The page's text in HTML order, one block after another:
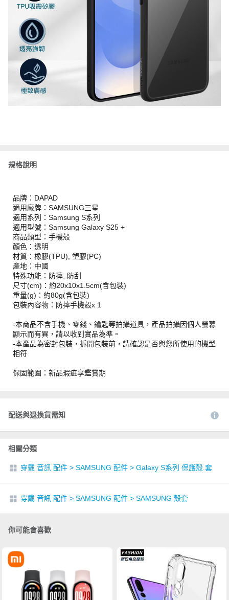
規格說明
品牌：DAPAD
適用廠牌：SAMSUNG三星
適用系列：Samsung S系列
適用型號：Samsung Galaxy S25 +
商品類型：手機殼
顏色：透明
材質：橡膠(TPU), 塑膠(PC)
產地：中國
特殊功能：防摔, 防刮
尺寸(cm)：約20x10x1.5cm(含包裝)
重量(g)：約80g(含包裝)
包裝內容物：防摔手機殼x 1
-本商品不含手機、零錢、鑰匙等拍攝道具，產品拍攝因個人螢幕
顯示而有異，請以收到實品為準。
-本產品為密封包裝，拆開包裝前，請確認是否與您所使用的機型
相符
保固範圍：新品瑕疵享鑑賞期
配送與退換貨需知
相關分類
穿戴 音訊 配件 > SAMSUNG 配件 > Galaxy S系列 保護殼.套
穿戴 音訊 配件 > SAMSUNG 配件 > SAMSUNG 殼套
你可能會喜歡